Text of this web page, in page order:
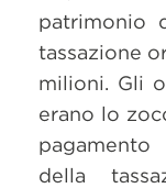
patrimonio
tassazione
milioni. Gli
erano lo
pagamento
della